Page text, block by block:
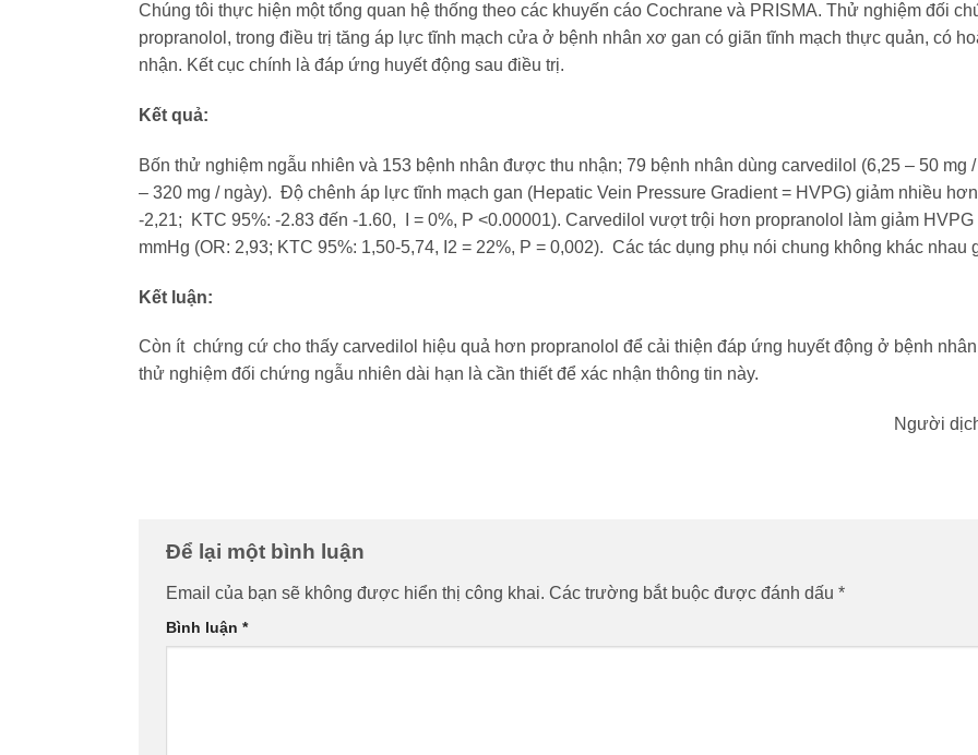
Chúng tôi thực hiện một tổng quan hệ thống theo các khuyến cáo Cochrane và PRISMA. Thử nghiệm đối
propranolol, trong điều trị tăng áp lực tĩnh mạch cửa ở bệnh nhân xơ gan có giãn tĩnh mạch thực quản, có
nhận. Kết cục chính là đáp ứng huyết động sau điều trị.
Kết quả:
Bốn thử nghiệm ngẫu nhiên và 153 bệnh nhân được thu nhận; 79 bệnh nhân dùng carvedilol (6,25 – 50
– 320 mg / ngày). Độ chênh áp lực tĩnh mạch gan (Hepatic Vein Pressure Gradient = HVPG) giảm nhiều
-2,21; KTC 95%: -2.83 đến -1.60, I = 0%, P <0.00001). Carvedilol vượt trội hơn propranolol làm giảm
mmHg (OR: 2,93; KTC 95%: 1,50-5,74, I2 = 22%, P = 0,002). Các tác dụng phụ nói chung không khác nhau
Kết luận:
Còn ít chứng cứ cho thấy carvedilol hiệu quả hơn propranolol để cải thiện đáp ứng huyết động ở bệnh
thử nghiệm đối chứng ngẫu nhiên dài hạn là cần thiết để xác nhận thông tin này.
Người
Để lại một bình luận
Email của bạn sẽ không được hiển thị công khai. Các trường bắt buộc được đánh dấu *
Bình luận *